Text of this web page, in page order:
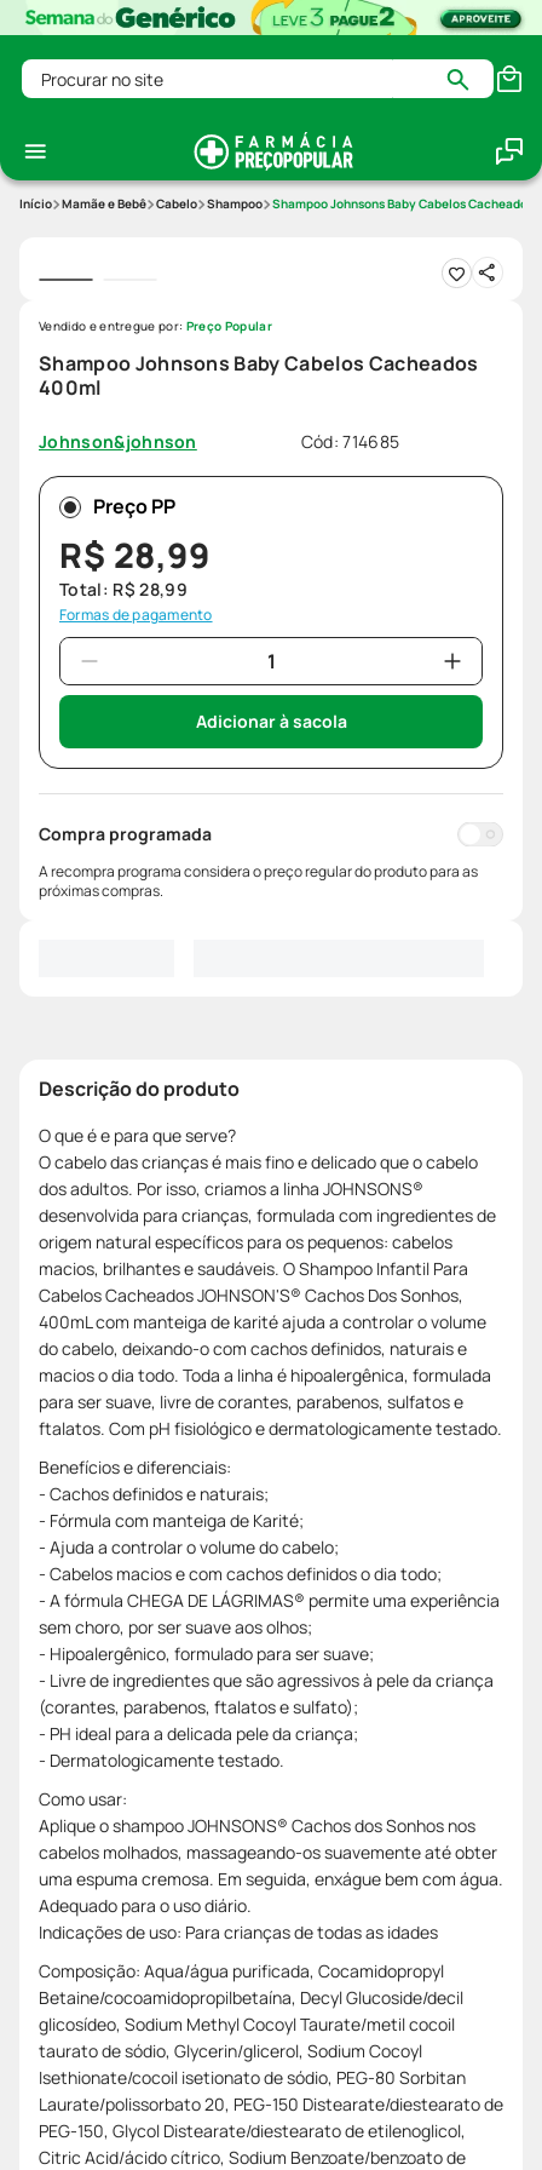
Procurar no site
Mamãe e Bebê Cabelo Shampoo Shampoo Johnsons Baby Cabelos Cacheados
Shampoo Johnsons Baby Cabelos Cacheados
400ml
Johnson&johnson Cód:714685
Vendido e entregue por: Preço Popular
Preço PP
R$ 28,99
Total: R$ 28,99
Formas de pagamento
Adicionar à sacola
Compra programada
A recompra programa considera o preço regular do produto para as
próximas compras.
Descrição do produto
O que é e para que serve?
O cabelo das crianças é mais fino e delicado que o cabelo
dos adultos. Por isso, criamos a linha JOHNSONS®
desenvolvida para crianças, formulada com ingredientes de
origem natural específicos para os pequenos: cabelos
macios, brilhantes e saudáveis. O Shampoo Infantil Para
Cabelos Cacheados JOHNSON'S® Cachos Dos Sonhos,
400mL com manteiga de karité ajuda a controlar o volume
do cabelo, deixando-o com cachos definidos, naturais e
macios o dia todo. Toda a linha é hipoalergênica, formulada
para ser suave, livre de corantes, parabenos, sulfatos e
ftalatos. Com pH fisiológico e dermatologicamente testado.
Benefícios e diferenciais:
- Cachos definidos e naturais;
- Fórmula com manteiga de Karité;
- Ajuda a controlar o volume do cabelo;
- Cabelos macios e com cachos definidos o dia todo;
- A fórmula CHEGA DE LÁGRIMAS® permite uma experiência
sem choro, por ser suave aos olhos;
- Hipoalergênico, formulado para ser suave;
- Livre de ingredientes que são agressivos à pele da criança
(corantes, parabenos, ftalatos e sulfato);
- PH ideal para a delicada pele da criança;
- Dermatologicamente testado.
Como usar:
Aplique o shampoo JOHNSONS® Cachos dos Sonhos nos
cabelos molhados, massageando-os suavemente até obter
uma espuma cremosa. Em seguida, enxágue bem com água.
Adequado para o uso diário.
Indicações de uso: Para crianças de todas as idades
Composição: Aqua/água purificada, Cocamidopropyl
Betaine/cocoamidopropilbetaína, Decyl Glucoside/decil
glicosídeo, Sodium Methyl Cocoyl Taurate/metil cocoil
taurato de sódio, Glycerin/glicerol, Sodium Cocoyl
Isethionate/cocoil isetionato de sódio, PEG-80 Sorbitan
Laurate/polissorbato 20, PEG-150 Distearate/diestearato de
PEG-150, Glycol Distearate/diestearato de etilenoglicol,
Citric Acid/ácido cítrico, Sodium Benzoate/benzoato de